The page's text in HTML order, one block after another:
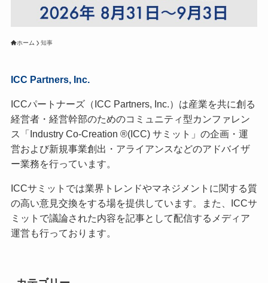
ホーム 知事
ICC Partners, Inc.
ICCパートナーズ（ICC Partners, Inc.）は産業を共に創る
経営者・経営幹部のためのコミュニティ型カンファレン
ス「Industry Co-Creation ®(ICC) サミット」の企画・運
営および新規事業創出・アライアンスなどのアドバイザ
ー業務を行っています。
ICCサミットでは業界トレンドやマネジメントに関する質
の高い意見交換をする場を提供しています。また、ICCサ
ミットで議論された内容を記事として配信するメディア
運営も行っております。